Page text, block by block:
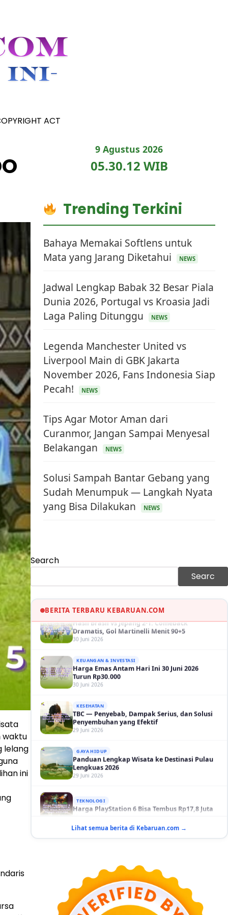
ACT
waktu
lelang
ini
9 Agustus 2026
05.30.14 WIB
Trending Terkini
Bahaya Memakai Softlens untuk
Mata yang Jarang Diketahui
NEWS
Jadwal Lengkap Babak 32 Besar Piala
Dunia 2026, Portugal vs Kroasia Jadi
Laga Paling Ditunggu
NEWS
Legenda Manchester United vs
Liverpool Main di GBK Jakarta
November 2026, Fans Indonesia Siap
Pecah!
NEWS
Tips Agar Motor Aman dari
Curanmor, Jangan Sampai Menyesal
Belakangan
NEWS
Solusi Sampah Bantar Gebang yang
Sudah Menumpuk — Langkah Nyata
yang Bisa Dilakukan
NEWS
Search
Searc
BERITA TERBARU KEBARUAN.COM
KEUANGAN & INVESTASI
Harga Minyak Dunia Hari Ini Naik, WTI dan
Tersembunyi
30 Juni 2026
OLAH RAGA
30 Juni 2026
KEUANGAN & INVESTASI
Harga Emas Antam Hari Ini 30 Juni 2026
30 Juni 2026
KESEHATAN
TBC — Penyebab, Dampak Serius, dan Solusi
29 Juni 2026
GAYA HIDUP
Panduan Lengkap Wisata ke Destinasi Pulau
29 Juni 2026
TEKNOLOGI
10 Adegan Film Terikat Janji yang Sangat Tak
Terduga
Bahaya Memakai Softlens untuk Mata yang
Jarang Diketahui
29 Juni 2026
NASIONAL
Lihat semua berita di Kebaruan.com →